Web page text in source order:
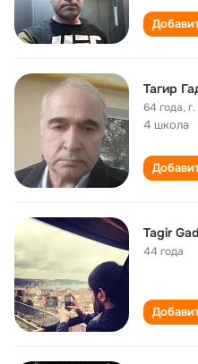
Тагир
64 года,
4 школа
Tagir
44 года